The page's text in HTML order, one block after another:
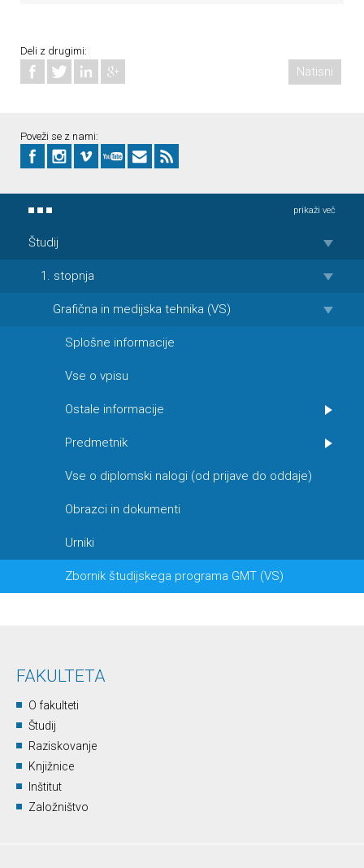
Deli z drugimi:
Natisni
Poveži se z nami:
prikaži več
Študij
1. stopnja
Grafična in medijska tehnika (VS)
Splošne informacije
Vse o vpisu
Ostale informacije
Predmetnik
Vse o diplomski nalogi (od prijave do oddaje)
Obrazci in dokumenti
Urniki
Zbornik študijskega programa GMT (VS)
FAKULTETA
O fakulteti
Študij
Raziskovanje
Knjižnice
Inštitut
Založništvo